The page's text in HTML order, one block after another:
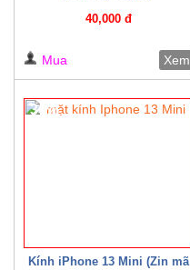
40,000 đ
Mua Xem
Kính iPhone 13 Mini (Zin mã
30%